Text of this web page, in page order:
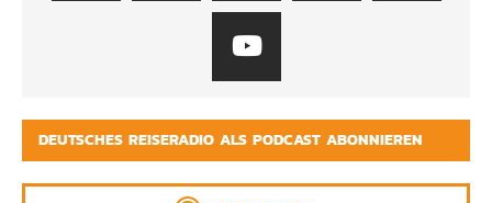
DEUTSCHES REISERADIO ALS PODCAST ABONNIEREN